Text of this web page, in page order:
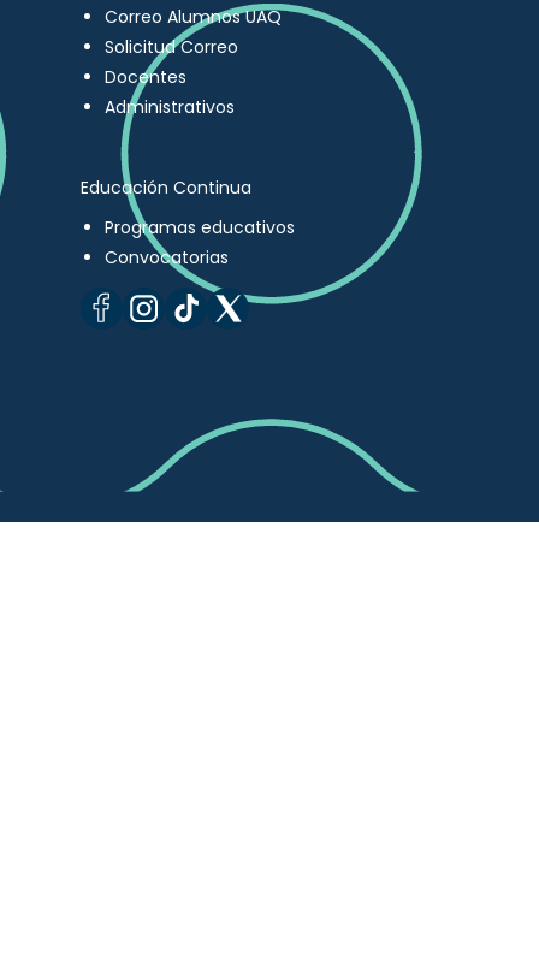
Correo Alumnos UAQ
Solicitud Correo
Docentes
Administrativos
Educación Continua
Programas educativos
Convocatorias